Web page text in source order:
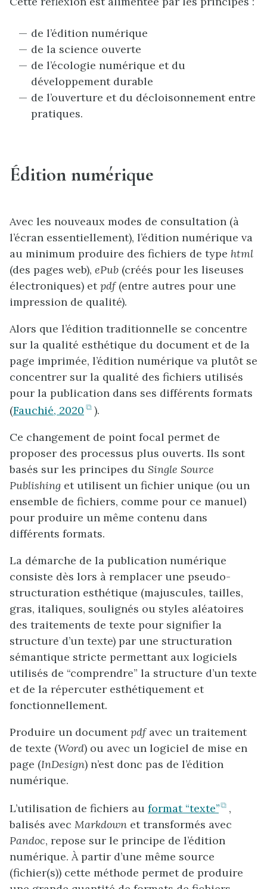
de l’édition numérique
de la science ouverte
de l’écologie numérique et du
développement durable
de l’ouverture et du décloisonnement entre
pratiques.
Édition numérique
Avec les nouveaux modes de consultation (à
l’écran essentiellement), l’édition numérique va
au minimum produire des fichiers de type html
(des pages web), ePub (créés pour les liseuses
électroniques) etpdf(entre autres pour une
impression de qualité).
Alors que l’édition traditionnelle se concentre
sur la qualité esthétique du document et de la
page imprimée, l’édition numérique va plutôt se
concentrer sur la qualité des fichiers utilisés
pour la publication dans ses différents formats
(Fauchié, 2020
(ouvre
un
nouvel
onglet)
).
Ce changement de point focal permet de
proposer des processus plus ouverts. Ils sont
basés sur les principes du Single Source
Publishing et utilisent un fichier unique (ou un
ensemble de fichiers, comme pour ce manuel)
pour produire un même contenu dans
différents formats.
La démarche de la publication numérique
consiste dès lors à remplacer une pseudo-
structuration esthétique (majuscules, tailles,
gras, italiques, soulignés ou styles aléatoires
des traitements de texte pour signifier la
structure d’un texte) par une structuration
sémantique stricte permettant aux logiciels
utilisés de “comprendre” la structure d’un texte
et de la répercuter esthétiquement et
fonctionnellement.
Produire un documentpdfavec un traitement
de texte (Word) ou avec un logiciel de mise en
page (InDesign) n’est donc pas de l’édition
numérique.
L’utilisation de fichiers au format “texte”
dans
onglet)
,
balisés avec Markdown et transformés avec
Pandoc, repose sur le principe de l’édition
numérique. À partir d’une même source
(fichier(s)) cette méthode permet de produire